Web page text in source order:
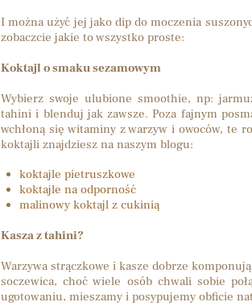
I można użyć jej jako dip do moczenia
zobaczcie jakie to wszystko proste:
Koktajl o smaku sezamowym
Wybierz swoje ulubione smoothie, np:
tahini i blenduj jak zawsze. Poza fajnym
wchłoną się witaminy z warzyw i owoców, te
koktajli znajdziesz na naszym blogu:
koktajle pietruszkowe
koktajle na odporność
malinowy koktajl z cukinią
Kasza z tahini?
Warzywa strączkowe i kasze dobrze
soczewica, choć wiele osób chwali sobie
ugotowaniu, mieszamy i posypujemy obficie